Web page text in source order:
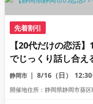
先着割引
【20代だけの恋活
でじっくり話し合
〈1:1トーク〉
静岡市 8/16（日）
開催地住所：静岡県静岡市葵